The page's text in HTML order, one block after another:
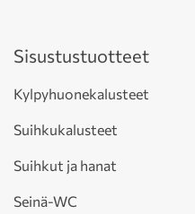
Sisustustuotteet
Kylpyhuonekalusteet
Suihkukalusteet
Suihkut ja hanat
Seinä-WC